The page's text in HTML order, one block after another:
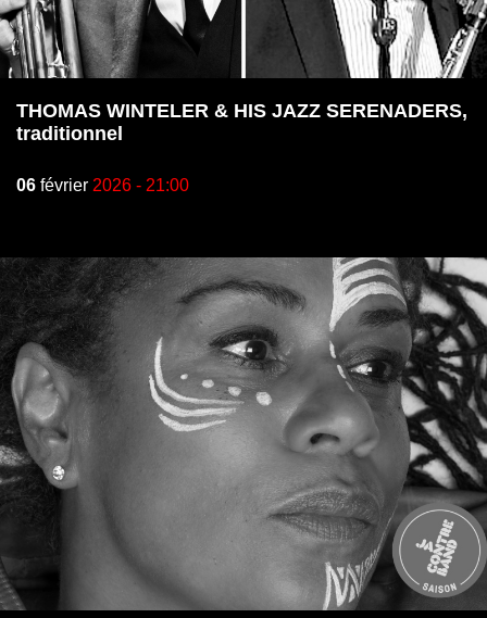
THOMAS WINTELER & HIS JAZZ SERENADERS,
traditionnel
06 février 2026 - 21:00